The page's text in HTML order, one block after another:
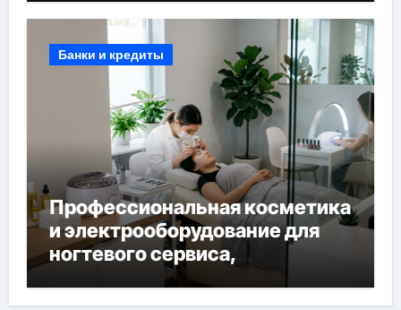
Банки и кредиты
Профессиональная косметика
и электрооборудование для
ногтевого сервиса,
наращивания ресниц и
депиляции